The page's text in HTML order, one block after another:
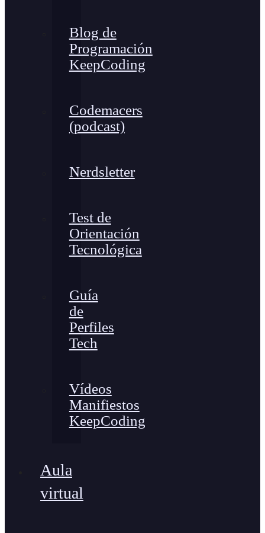
Blog de
Programación
KeepCoding
Codemacers
(podcast)
Nerdsletter
Test de
Orientación
Tecnológica
Guía
de
Perfiles
Tech
Vídeos
Manifiestos
KeepCoding
Aula
virtual